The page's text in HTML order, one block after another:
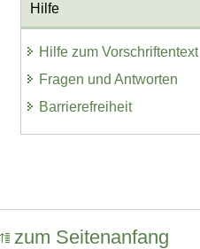
Hilfe
Hilfe zum Vorschriftentext
Fragen und Antworten
Barrierefreiheit
zum Seitenanfang